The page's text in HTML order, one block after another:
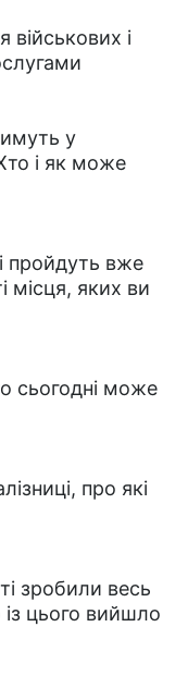
військових і
у
і як може
пройдуть вже
місця, яких ви
сьогодні може
про які
зробили весь
цього вийшло